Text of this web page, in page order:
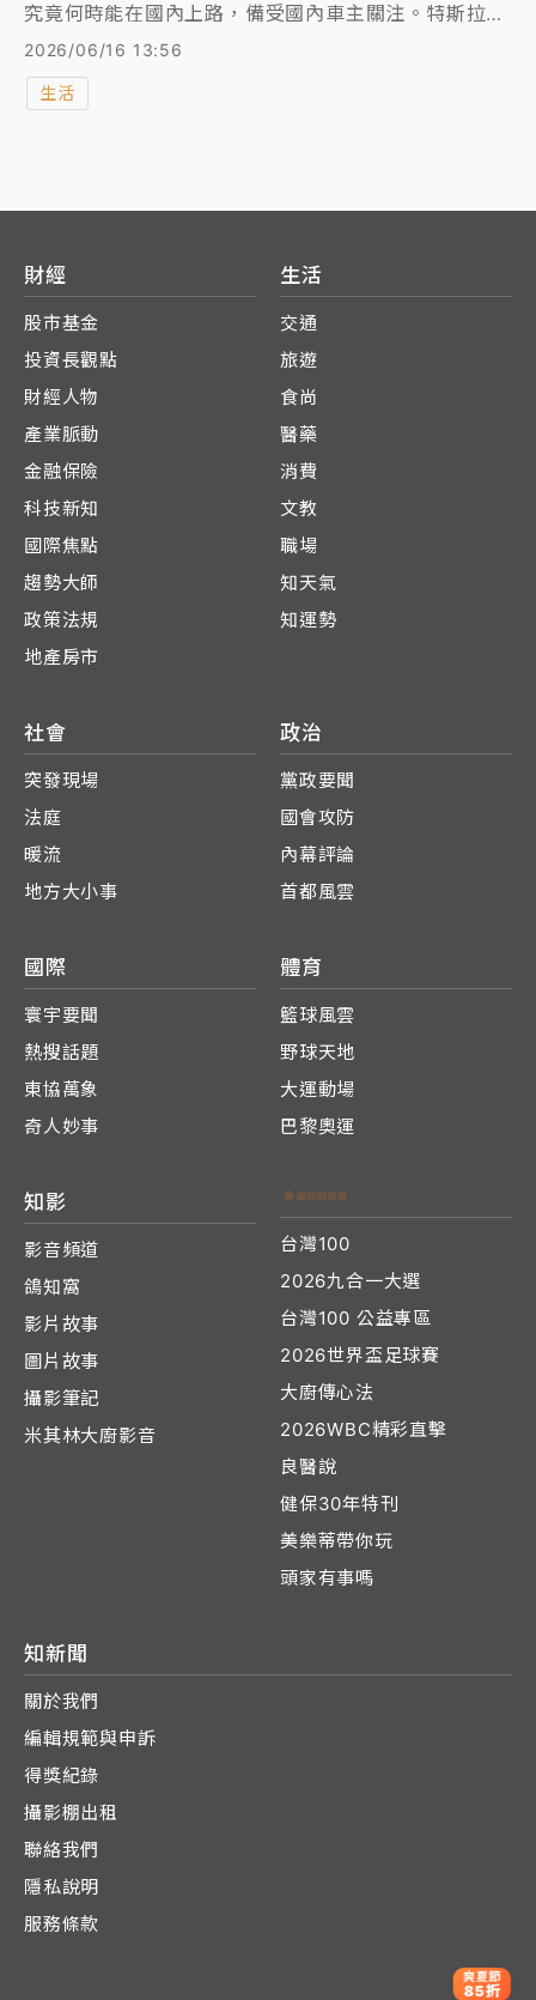
究竟何時能在國內上路，備受國內車主關注。特斯拉今
天宣布，本周已向車輛安全審驗中心（車安中心）遞交
申請文件，將與交通部和車安中心合作，啟動後續相關
新技術駕駛系統的審查流程。
2026/06/16 13:56
生活
財經
股市基金
投資長觀點
財經人物
產業脈動
金融保險
科技新知
國際焦點
趨勢大師
政策法規
地產房市
生活
交通
旅遊
食尚
醫藥
消費
文教
職場
知天氣
知運勢
社會
突發現場
法庭
暖流
地方大小事
政治
黨政要聞
國會攻防
內幕評論
首都風雲
國際
寰宇要聞
熱搜話題
東協萬象
奇人妙事
體育
籃球風雲
野球天地
大運動場
巴黎奧運
知影
影音頻道
鴿知窩
影片故事
圖片故事
攝影筆記
米其林大廚影音
台灣100
2026九合一大選
台灣100 公益專區
2026世界盃足球賽
大廚傳心法
2026WBC精彩直擊
良醫說
健保30年特刊
美樂蒂帶你玩
頭家有事嗎
知新聞
關於我們
編輯規範與申訴
得獎紀錄
攝影棚出租
聯絡我們
隱私說明
服務條款
爽夏節
85折